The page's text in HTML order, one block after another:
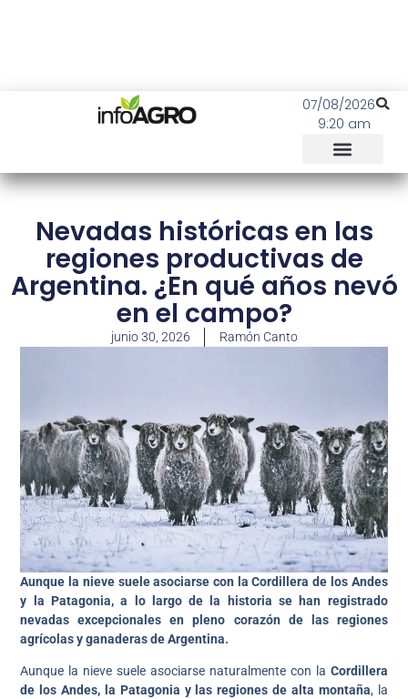
07/08/2026
9:20 am
Nevadas históricas en las
regiones productivas de
Argentina. ¿En qué años nevó
en el campo?
junio 30, 2026 Ramón Canto
Aunque la nieve suele asociarse con la Cordillera de los Andes
y la Patagonia, a lo largo de la historia se han registrado
nevadas excepcionales en pleno corazón de las regiones
agrícolas y ganaderas de Argentina.
Aunque la nieve suele asociarse naturalmente con la Cordillera
de los Andes, la Patagonia y las regiones de alta montaña, la